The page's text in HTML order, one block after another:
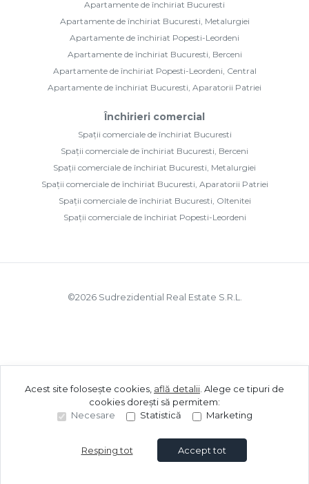
Sună acum Solicită vizionare
Apartamente de închiriat Bucuresti
Apartamente de închiriat Bucuresti, Metalurgiei
Apartamente de închiriat Popesti-Leordeni
Apartamente de închiriat Bucuresti, Berceni
Apartamente de închiriat Popesti-Leordeni, Central
Apartamente de închiriat Bucuresti, Aparatorii Patriei
Închirieri comercial
Spații comerciale de închiriat Bucuresti
Spații comerciale de închiriat Bucuresti, Berceni
Spații comerciale de închiriat Bucuresti, Metalurgiei
Spații comerciale de închiriat Bucuresti, Aparatorii Patriei
Spații comerciale de închiriat Bucuresti, Oltenitei
Spații comerciale de închiriat Popesti-Leordeni
©2026Sudrezidential Real Estate S.R.L.
Acest site folosește cookies, află detalii Alege ce tipuri de
cookies dorești să permitem:
Necesare
Statistică Marketing
Resping tot Accept tot